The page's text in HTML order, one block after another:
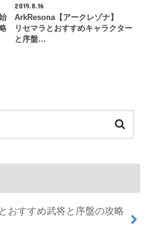
2019.8.16
ArkResona【アークレゾナ】
リセマラとおすすめキャラクター
と序盤…
すすめ武将と序盤の攻略